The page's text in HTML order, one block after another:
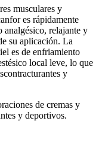
musculares y
es rápidamente
analgésico, relajante y
su aplicación. La
es de enfriamiento
local leve, lo que
y
de cremas y
y deportivos.